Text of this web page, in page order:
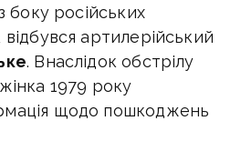
боку російських
відбувся артилерійський
. Внаслідок обстрілу
1979 року
щодо пошкоджень